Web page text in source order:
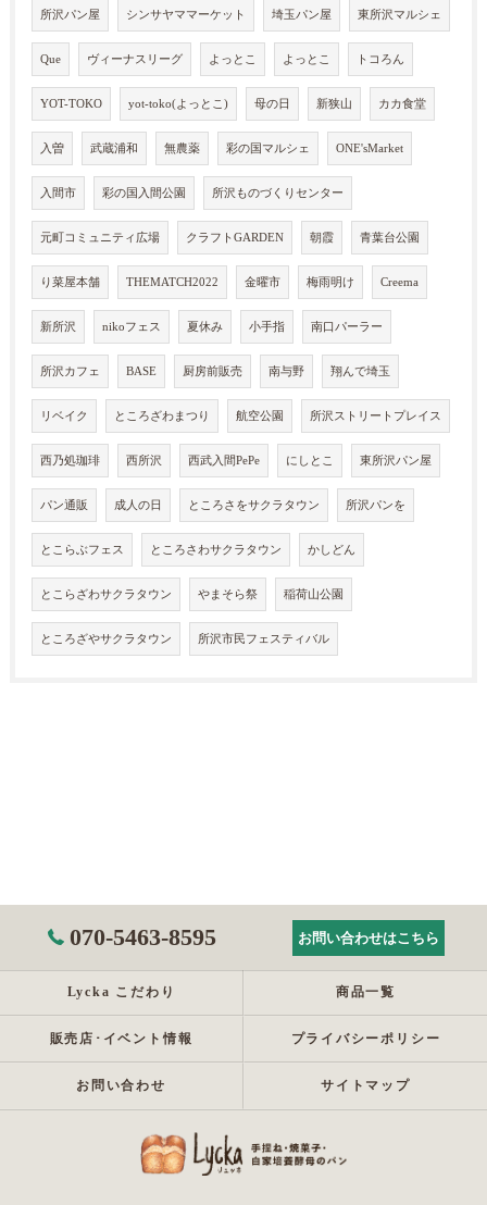
所沢パン屋 シンサヤママーケット 埼玉パン屋 東所沢マルシェ
Que ヴィーナスリーグ よっとこ よっとこ トコろん
YOT-TOKO yot-toko(よっとこ) 母の日 新狭山 カカ食堂
入曽 武蔵浦和 無農薬 彩の国マルシェ ONE'sMarket
入間市 彩の国入間公園 所沢ものづくりセンター
元町コミュニティ広場 クラフトGARDEN 朝霞 青葉台公園
り菜屋本舗 THEMATCH2022 金曜市 梅雨明け Creema
新所沢 nikoフェス 夏休み 小手指 南口パーラー
所沢カフェ BASE 厨房前販売 南与野 翔んで埼玉
リベイク ところざわまつり 航空公園 所沢ストリートプレイス
西乃処珈琲 西所沢 西武入間PePe にしとこ 東所沢パン屋
パン通販 成人の日 ところさをサクラタウン 所沢パンを
とこらぶフェス ところさわサクラタウン かしどん
とこらざわサクラタウン やまそら祭 稲荷山公園
ところざやサクラタウン 所沢市民フェスティバル
070-5463-8595 お問い合わせはこちら
Lycka こだわり 商品一覧
販売店･イベント情報 プライバシーポリシー
お問い合わせ サイトマップ